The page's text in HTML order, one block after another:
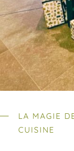
LA MAGIE
CUISINE